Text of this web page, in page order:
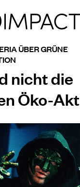
ÜBER GRÜNE
nicht die
Öko-